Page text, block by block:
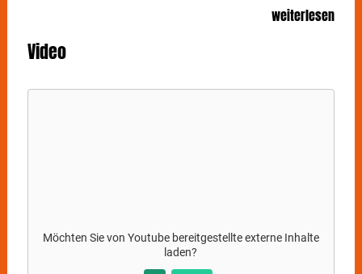
DIGGIDANIEL zählt zu den aufstrebendsten Künstlern
der Neuen Neuen Deutschen Welle. Am 9. Oktober
kreiert er im Im Wizemann in Stuttgart eine Welt aus
Zuversicht und Melancholie und lässt die Besucher an
Ausklang der Songs, die Endlichkeit in den Moment.
DIGGIDANIELs eigenen treibenden
weiterlesen
Video
Möchten Sie von Youtubebereitgestellte externe Inhalte
laden?